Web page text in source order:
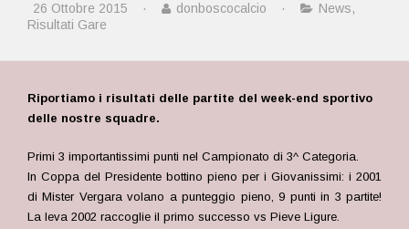
26 Ottobre 2015 · donboscocalcio · News,
Risultati Gare
Riportiamo i risultati delle partite del week-end sportivo
delle nostre squadre.
Primi 3 importantissimi punti nel Campionato di 3^ Categoria.
In Coppa del Presidente bottino pieno per i Giovanissimi: i 2001
di Mister Vergara volano a punteggio pieno, 9 punti in 3 partite!
La leva 2002 raccoglie il primo successo vs Pieve Ligure.